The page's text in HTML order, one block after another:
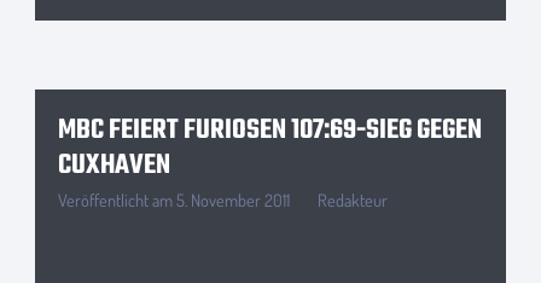
MBC FEIERT FURIOSEN 107:69-SIEG GEGEN
CUXHAVEN
Veröffentlicht am5. November 2011 Redakteur